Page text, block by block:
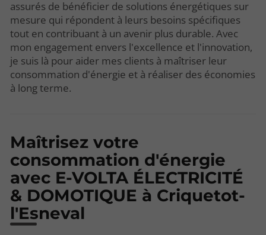
assurés de bénéficier de solutions énergétiques sur
mesure qui répondent à leurs besoins spécifiques
tout en contribuant à un avenir plus durable. Avec
mon engagement envers l'excellence et l'innovation,
je suis là pour aider mes clients à maîtriser leur
consommation d'énergie et à réaliser des économies
à long terme.
Maîtrisez votre
consommation d'énergie
avec E-VOLTA ÉLECTRICITÉ
& DOMOTIQUE à Criquetot-
l'Esneval